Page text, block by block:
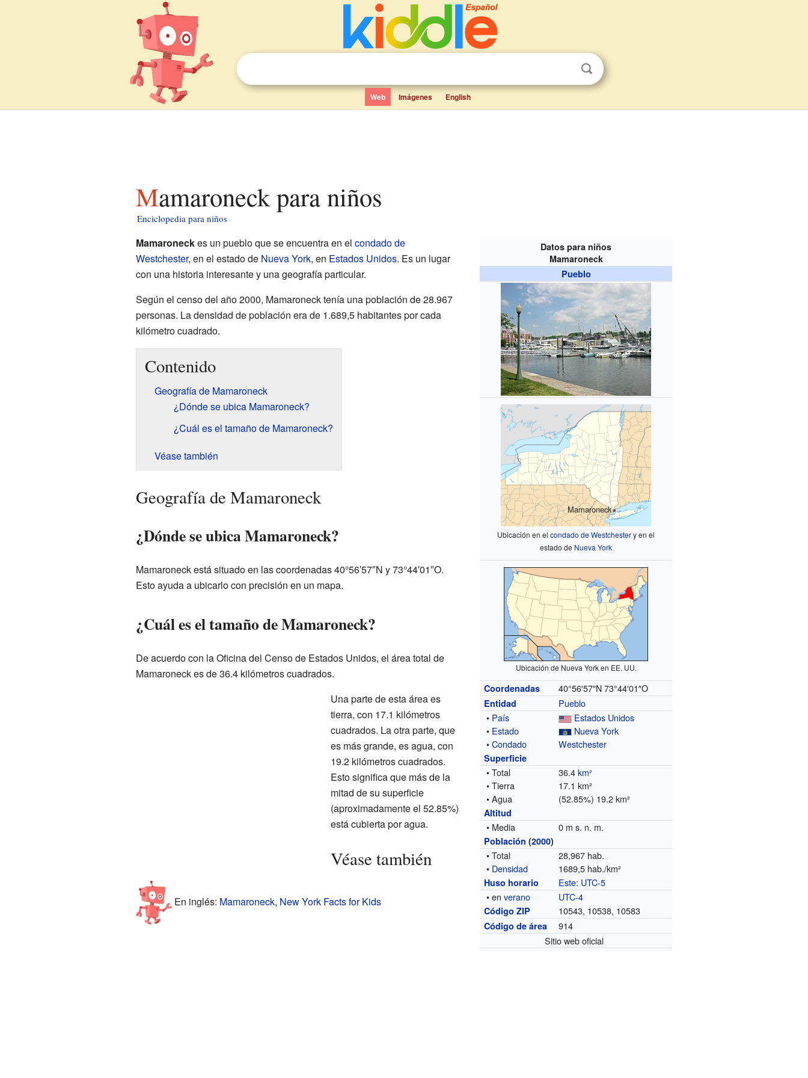
Web Imágenes English
Mamaroneck para niños
Enciclopedia para niños
Datos para niños
Mamaroneck
Pueblo
Mamaroneck
Ubicación en elcondado de Westchestery en el
estado de Nueva York
Ubicación de Nueva York en EE. UU.
Coordenadas 40°56′57″N 73°44′01″O
Entidad
Pueblo
• País
Estados Unidos
• Estado
Nueva York
•Condado Westchester
Superficie
• Total 36.4km²
• Tierra
17.1 km²
• Agua
(52.85%) 19.2 km²
Altitud
• Media 0 m s. n. m.
Población (2000)
• Total
28,967 hab.
• Densidad 1689,5 hab./km²
Huso horario Este: UTC-5
• enverano UTC-4
Código ZIP 10543, 10538, 10583
Código de área
914
Sitio web oficial
Mamaroneckes un pueblo que se encuentra en el condado de
Westchester, en el estado de Nueva York, en Estados Unidos. Es un lugar
con una historia interesante y una geografía particular.
Según el censo del año 2000, Mamaroneck tenía una población de 28.967
personas. La densidad de población era de 1.689,5 habitantes por cada
kilómetro cuadrado.
Contenido
Geografía de Mamaroneck
¿Dónde se ubica Mamaroneck?
¿Cuál es el tamaño de Mamaroneck?
Véase también
Geografía de Mamaroneck
¿Dónde se ubica Mamaroneck?
Mamaroneck está situado en las coordenadas 40°56′57″N y 73°44′01″O.
Esto ayuda a ubicarlo con precisión en un mapa.
¿Cuál es el tamaño de Mamaroneck?
De acuerdo con la Oficina del Censo de Estados Unidos, el área total de
Mamaroneck es de 36.4 kilómetros cuadrados.
Una parte de esta área es
tierra, con 17.1 kilómetros
cuadrados. La otra parte, que
es más grande, es agua, con
19.2 kilómetros cuadrados.
Esto significa que más de la
mitad de su superficie
(aproximadamente el 52.85%)
está cubierta por agua.
Véase también
En inglés: Mamaroneck, New York Facts for Kids